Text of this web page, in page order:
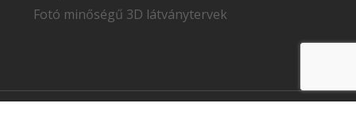
Fotó minőségű 3D látványtervek